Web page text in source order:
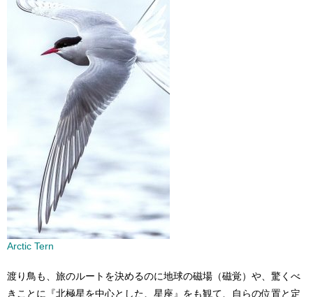
Arctic Tern
渡り鳥も、旅のルートを決めるのに地球の磁場（磁覚）や、驚くべ
きことに『北極星を中心とした、星座』をも観て、自らの位置と定